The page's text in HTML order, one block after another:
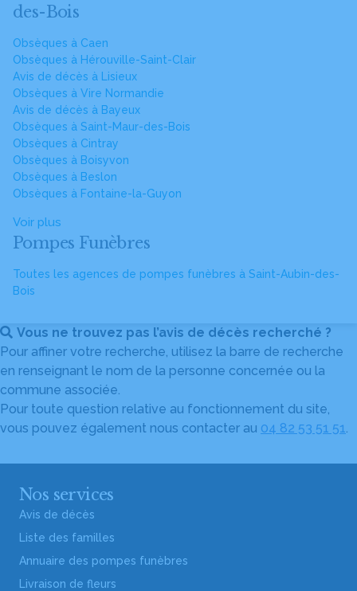
des-Bois
Obsèques à Caen
Obsèques à Hérouville-Saint-Clair
Avis de décès à Lisieux
Obsèques à Vire Normandie
Avis de décès à Bayeux
Obsèques à Saint-Maur-des-Bois
Obsèques à Cintray
Obsèques à Boisyvon
Obsèques à Beslon
Obsèques à Fontaine-la-Guyon
Voir plus
Pompes Funèbres
Toutes les agences de pompes funèbres à Saint-Aubin-des-
Bois
Vous ne trouvez pas l’avis de décès recherché ?
Pour affiner votre recherche, utilisez la barre de recherche
en renseignant le nom de la personne concernée ou la
commune associée.
Pour toute question relative au fonctionnement du site,
vous pouvez également nous contacter au 04 82 53 51 51.
Nos services
Avis de décès
Liste des familles
Annuaire des pompes funèbres
Livraison de fleurs